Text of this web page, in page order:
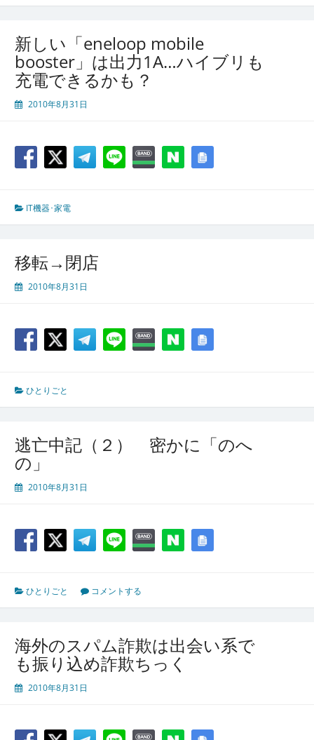
新しい「eneloop mobile
booster」は出力1A…ハイブリも
充電できるかも？
2010年8月31日
IT機器･家電
移転→閉店
2010年8月31日
ひとりごと
逃亡中記（２） 密かに「のへ
の」
2010年8月31日
ひとりごと コメントする
海外のスパム詐欺は出会い系で
も振り込め詐欺ちっく
2010年8月31日